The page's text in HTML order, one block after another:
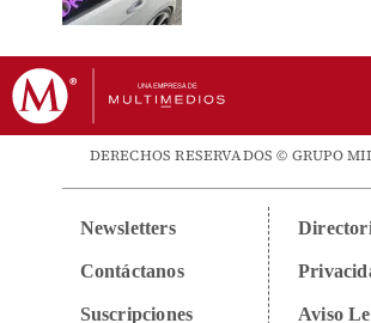
DERECHOS RESERVADOS © GRUPO
Newsletters
Contáctanos
Suscripciones Aviso